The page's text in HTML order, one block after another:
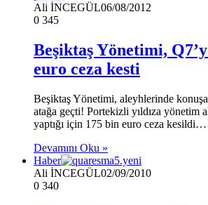
Ali İNCEGÜL06/08/2012
0 345
Beşiktaş Yönetimi,
euro ceza kesti
Beşiktaş Yönetimi, aleyhlerinde
atağa geçti! Portekizli yıldıza yönetim
yaptığı için 175 bin euro ceza kesildi…
Devamını Oku »
Haber
Ali İNCEGÜL02/09/2010
0 340